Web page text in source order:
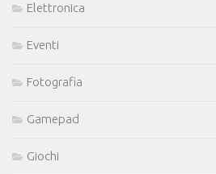
Elettronica
Eventi
Fotografia
Gamepad
Giochi